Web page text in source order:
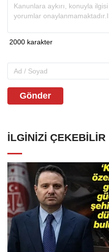
Gönder
İLGINIZI ÇEKEBILIR